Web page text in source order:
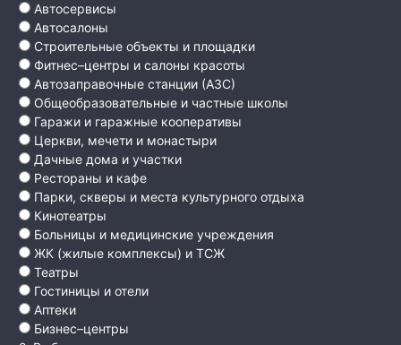
Автосервисы
Автосалоны
Строительные объекты и площадки
Фитнес–центры и салоны красоты
Автозаправочные станции (АЗС)
Общеобразовательные и частные школы
Гаражи и гаражные кооперативы
Церкви, мечети и монастыри
Дачные дома и участки
Рестораны и кафе
Парки, скверы и места культурного отдыха
Кинотеатры
Больницы и медицинские учреждения
ЖК (жилые комплексы) и ТСЖ
Театры
Гостиницы и отели
Аптеки
Бизнес–центры